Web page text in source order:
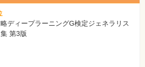
ディープラーニングG検定ジェネラリス
集 第3版